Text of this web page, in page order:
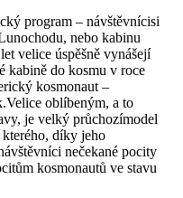
program – návštěvnícisi
nebo kabinu
velice úspěšně vynášejí
kabině do kosmu v roce
kosmonaut –
oblíbeným, a to
je velký průchozímodel
díky jeho
nečekané pocity
kosmonautů ve stavu